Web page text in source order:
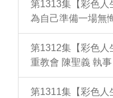
第1313集【彩色人
為自己準備一場無
第1312集【彩色人
重教會 陳聖義 執事
第1311集【彩色人